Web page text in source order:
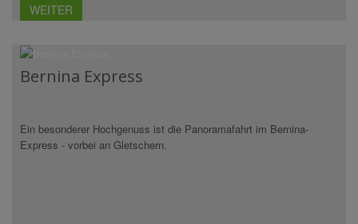
WEITER
Bernina Express
Ein besonderer Hochgenuss ist die Panoramafahrt im Bernina-
Express - vorbei an Gletschern.